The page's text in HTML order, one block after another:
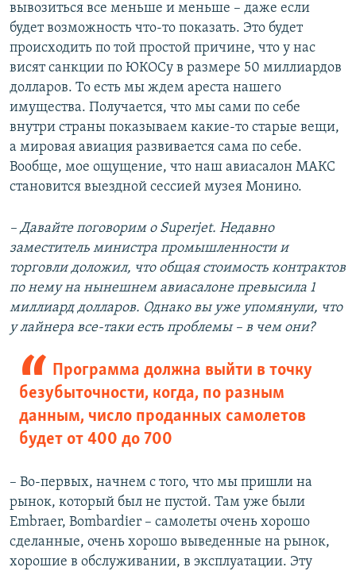
вывозиться все меньше и меньше – даже если
будет возможность что-то показать. Это будет
происходить по той простой причине, что у нас
висят санкции по ЮКОСу в размере 50 миллиардов
долларов. То есть мы ждем ареста нашего
имущества. Получается, что мы сами по себе
внутри страны показываем какие-то старые вещи,
а мировая авиация развивается сама по себе.
Вообще, мое ощущение, что наш авиасалон МАКС
становится выездной сессией музея Монино.
– Давайте поговорим о Superjet. Недавно
заместитель министра промышленности и
торговли доложил, что общая стоимость контрактов
по нему на нынешнем авиасалоне превысила 1
миллиард долларов. Однако вы уже упомянули, что
у лайнера все-таки есть проблемы – в чем они?
Программа должна выйти в точку
безубыточности, когда, по разным
данным, число проданных самолетов
будет от 400 до 700
– Во-первых, начнем с того, что мы пришли на
рынок, который был не пустой. Там уже были
Embraer, Bombardier – самолеты очень хорошо
сделанные, очень хорошо выведенные на рынок,
хорошие в обслуживании, в эксплуатации. Эту